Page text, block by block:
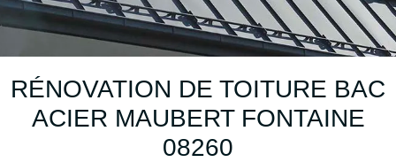
RÉNOVATION DE TOITURE BAC
ACIER MAUBERT FONTAINE
08260